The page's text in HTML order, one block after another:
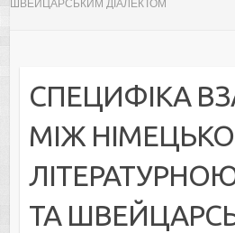
ШВЕЙЦАРСЬКИМ ДІАЛЕКТОМ
СПЕЦИФІКА
МІЖ
ТА